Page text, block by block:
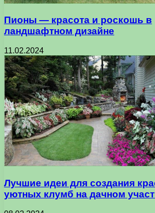
Пионы — красота и роскошь в
ландшафтном дизайне
11.02.2024
Лучшие идеи для создания
уютных клумб на дачном